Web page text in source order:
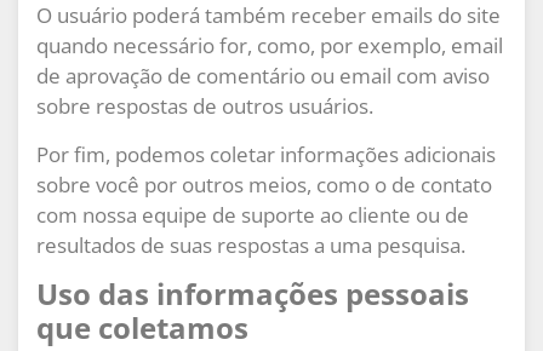
O usuário poderá também receber emails do site
quando necessário for, como, por exemplo, email
de aprovação de comentário ou email com aviso
sobre respostas de outros usuários.
Por fim, podemos coletar informações adicionais
sobre você por outros meios, como o de contato
com nossa equipe de suporte ao cliente ou de
resultados de suas respostas a uma pesquisa.
Uso das informações pessoais
que coletamos